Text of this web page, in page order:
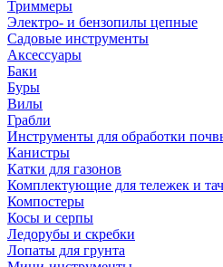
Триммеры
Электро- и бензопилы цепные
Садовые инструменты
Аксессуары
Баки
Буры
Вилы
Грабли
Инструменты для обработки
Канистры
Катки для газонов
Комплектующие для тележек и
Компостеры
Косы и серпы
Ледорубы и скребки
Лопаты для грунта